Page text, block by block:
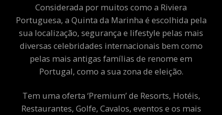
Considerada por muitos como a Riviera
Portuguesa, a Quinta da Marinha é escolhida pela
sua localização, segurança e lifestyle pelas mais
diversas celebridades internacionais bem como
pelas mais antigas famílias de renome em
Portugal, como a sua zona de eleição.
Tem uma oferta ‘Premium’ de Resorts, Hotéis,
Restaurantes, Golfe, Cavalos, eventos e os mais